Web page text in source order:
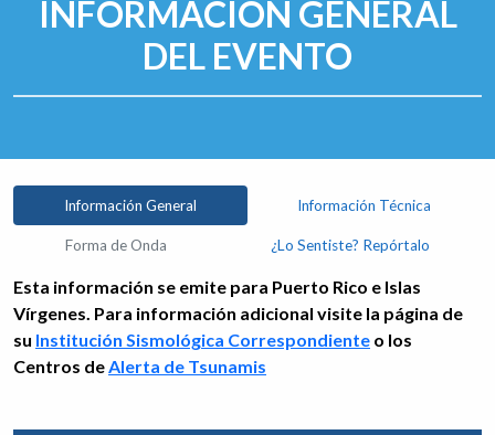
INFORMACIÓN GENERAL
DEL EVENTO
Información General Información Técnica
Forma de Onda ¿Lo Sentiste? Repórtalo
Esta información se emite para Puerto Rico e Islas
Vírgenes. Para información adicional visite la página de
su Institución Sismológica Correspondiente o los
Centros deAlerta de Tsunamis